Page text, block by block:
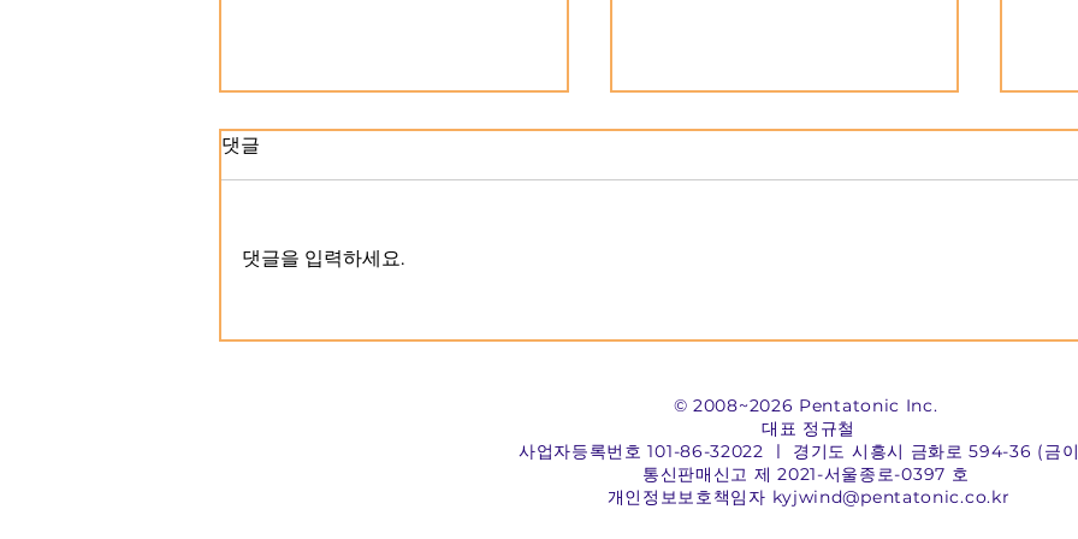
댓글
댓글을 입력하세요.
© 2008~2026 Pentatonic Inc.
대표 정규철
​사업자등록번호 101-86-32022 ㅣ 경기도 시흥시 금화로 594-36 (금
통신판매신고 제 2021-서울종로-0397 호
개인정보보호책임자 kyjwind@pentatonic.co.kr